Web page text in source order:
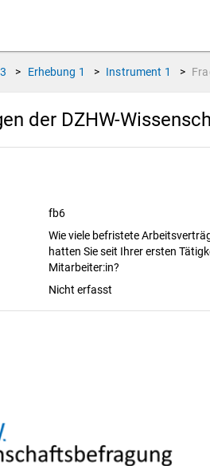
> Erhebung 1 > Instrument 1 >
der DZHW-
fb6
Wie viele befristete
hatten Sie seit Ihrer ersten
Mitarbeiter:in?
Nicht erfasst